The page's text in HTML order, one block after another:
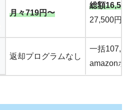
月々719円〜
総額
27,500円
返却プログラムなし
一括
amazonポ